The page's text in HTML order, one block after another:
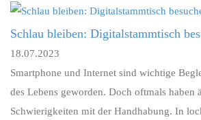
Schlau bleiben: Digitalstammtisch
18.07.2023
Smartphone und Internet sind wichtige
des Lebens geworden. Doch oftmals haben
Schwierigkeiten mit der Handhabung. In